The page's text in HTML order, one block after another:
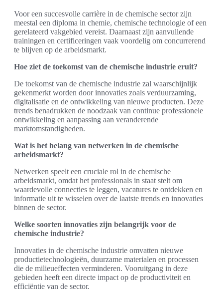
Voor een succesvolle carrière in de chemische sector zijn
meestal een diploma in chemie, chemische technologie of een
gerelateerd vakgebied vereist. Daarnaast zijn aanvullende
trainingen en certificeringen vaak voordelig om concurrerend
te blijven op de arbeidsmarkt.
Hoe ziet de toekomst van de chemische industrie eruit?
De toekomst van de chemische industrie zal waarschijnlijk
gekenmerkt worden door innovaties zoals verduurzaming,
digitalisatie en de ontwikkeling van nieuwe producten. Deze
trends benadrukken de noodzaak van continue professionele
ontwikkeling en aanpassing aan veranderende
marktomstandigheden.
Wat is het belang van netwerken in de chemische
arbeidsmarkt?
Netwerken speelt een cruciale rol in de chemische
arbeidsmarkt, omdat het professionals in staat stelt om
waardevolle connecties te leggen, vacatures te ontdekken en
informatie uit te wisselen over de laatste trends en innovaties
binnen de sector.
Welke soorten innovaties zijn belangrijk voor de
chemische industrie?
Innovaties in de chemische industrie omvatten nieuwe
productietechnologieën, duurzame materialen en processen
die de milieueffecten verminderen. Vooruitgang in deze
gebieden heeft een directe impact op de productiviteit en
efficiëntie van de sector.